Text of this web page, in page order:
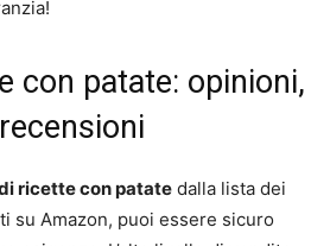
con patate: opinioni,
ricette con patate dalla lista dei
su Amazon, puoi essere sicuro